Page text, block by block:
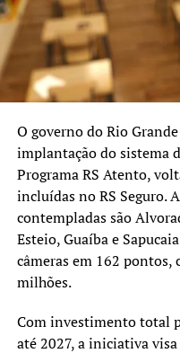
O governo do Rio
implantação do sistema
Programa RS Atento,
incluídas no RS Seguro.
contempladas são
Esteio, Guaíba e
câmeras em 162
milhões.
Com investimento total
até 2027, a iniciativa